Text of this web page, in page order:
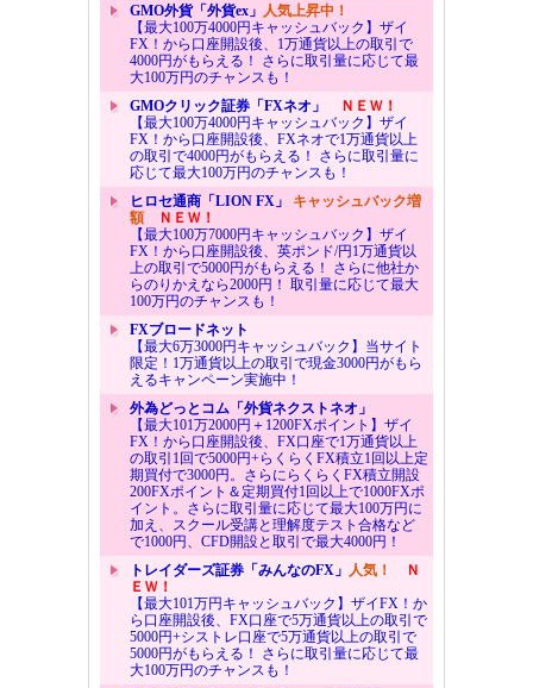
GMO外貨「外貨ex」 人気上昇中！
【最大100万4000円キャッシュバック】ザイ
FX！から口座開設後、1万通貨以上の取引で
4000円がもらえる！ さらに取引量に応じて最
大100万円のチャンスも！
GMOクリック証券「FXネオ」
ＮＥＷ！
【最大100万4000円キャッシュバック】ザイ
FX！から口座開設後、FXネオで1万通貨以上
の取引で4000円がもらえる！ さらに取引量に
応じて最大100万円のチャンスも！
ヒロセ通商「LION FX」 キャッシュバック増
額ＮＥＷ！
【最大100万7000円キャッシュバック】ザイ
FX！から口座開設後、英ポンド/円1万通貨以
上の取引で5000円がもらえる！ さらに他社か
らのりかえなら2000円！ 取引量に応じて最大
100万円のチャンスも！
FXブロードネット
【最大6万3000円キャッシュバック】当サイト
限定！1万通貨以上の取引で現金3000円がもら
えるキャンペーン実施中！
外為どっとコム「外貨ネクストネオ」
【最大101万2000円＋1200FXポイント】ザイ
FX！から口座開設後、FX口座で1万通貨以上
の取引1回で5000円+らくらくFX積立1回以上定
期買付で3000円。さらにらくらくFX積立開設
200FXポイント＆定期買付1回以上で1000FXポ
イント。さらに取引量に応じて最大100万円に
加え、スクール受講と理解度テスト合格など
で1000円、CFD開設と取引で最大4000円！
トレイダーズ証券「みんなのFX」 人気！
Ｎ
ＥＷ！
【最大101万円キャッシュバック】ザイFX！か
ら口座開設後、FX口座で5万通貨以上の取引で
5000円+シストレ口座で5万通貨以上の取引で
5000円がもらえる！ さらに取引量に応じて最
大100万円のチャンスも！